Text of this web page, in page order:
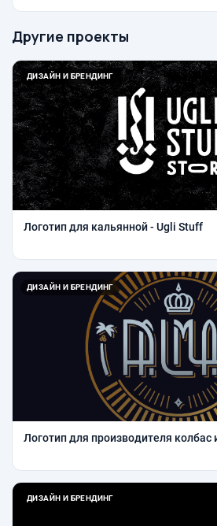
Другие проекты
ДИЗАЙН И БРЕНДИНГ
Логотип для кальянной - Ugli Stuff
ДИЗАЙН И БРЕНДИНГ
Логотип для производителя колбас
ДИЗАЙН И БРЕНДИНГ